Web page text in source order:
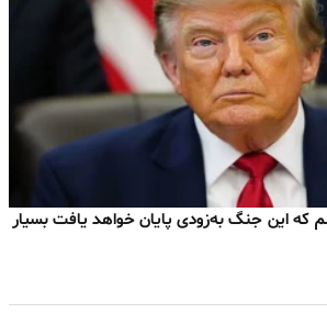
که این جنگ به‌زودی پایان خواهد یافت بسیار